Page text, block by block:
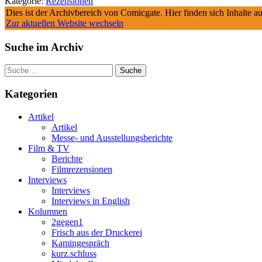
Dies ist der Archivbereich von Comicgate. Hier finden sich Inhalte
Zur aktuellen Website wechseln
Suche im Archiv
Suche
Kategorien
Artikel
Artikel
Messe- und Ausstellungsberichte
Film & TV
Berichte
Filmrezensionen
Interviews
Interviews
Interviews in English
Kolumnen
2gegen1
Frisch aus der Druckerei
Kamingespräch
kurz.schluss